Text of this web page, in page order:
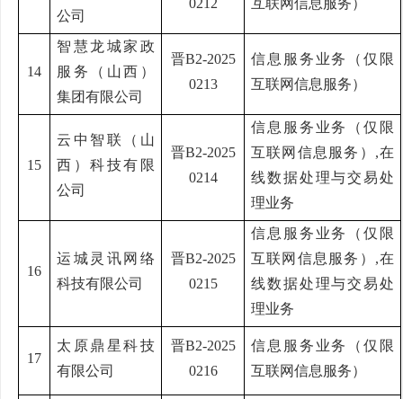
公司
0212
互联网信息服务）
14
智慧龙城家政
服务（山西）
集团有限公司
晋B2-2025
0213
信息服务业务（仅限
互联网信息服务）
15
云中智联（山
西）科技有限
公司
晋B2-2025
0214
信息服务业务（仅限
互联网信息服务） ,在
线数据处理与交易处
理业务
16
运城灵讯网络
科技有限公司
晋B2-2025
0215
信息服务业务（仅限
互联网信息服务） ,在
线数据处理与交易处
理业务
17
太原鼎星科技
有限公司
晋B2-2025
0216
信息服务业务（仅限
互联网信息服务）